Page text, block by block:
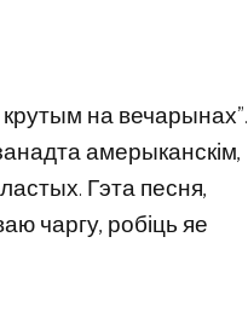
на вечарынах”.
амерыканскім,
Гэта песня,
чаргу, робіць яе